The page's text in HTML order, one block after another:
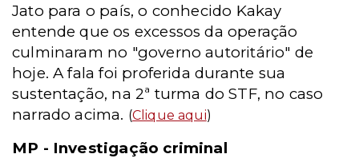
Jato para o país, o conhecido Kakay
entende que os excessos da operação
culminaram no "governo autoritário" de
hoje. A fala foi proferida durante sua
sustentação, na 2ª turma do STF, no caso
narrado acima. (Clique aqui)
MP - Investigação criminal